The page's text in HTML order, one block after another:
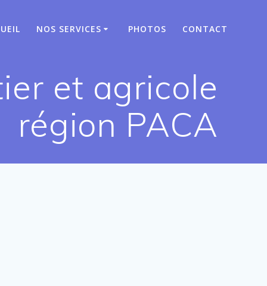
NOS SERVICES PHOTOS CONTACT
et agricole
région PACA